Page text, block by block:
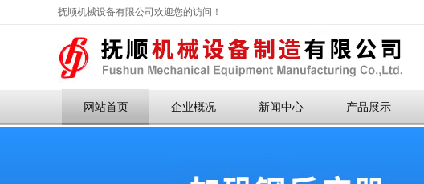
抚顺机械设备有限公司欢迎您的访问！
网站首页 企业概况 新闻中心 产品展示